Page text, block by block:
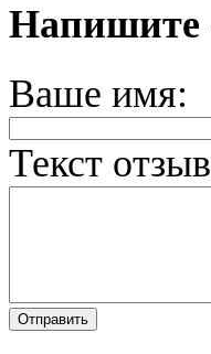
Напишите
Ваше имя:
Текст